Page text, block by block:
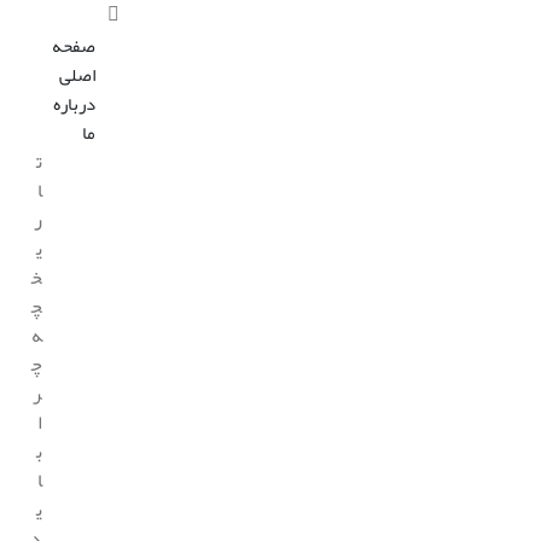
صفحه
اصلی
درباره
ما
ت
ا
ر
ی
خ
چ
ه
چ
ر
ا
ب
ا
ی